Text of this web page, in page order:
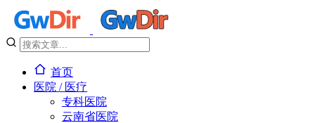
首页
医院 / 医疗
专科医院
云南省医院